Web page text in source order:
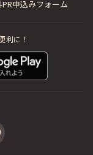
申込みフォーム
利に！